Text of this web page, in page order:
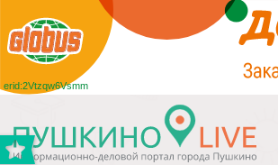
erid:2Vtzqw6Vsmm